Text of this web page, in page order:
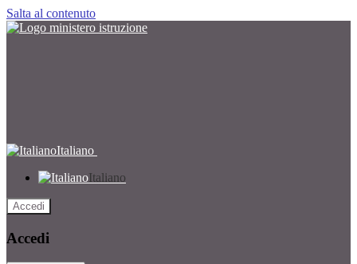
Salta al contenuto
Italiano
Italiano
Accedi
Accedi